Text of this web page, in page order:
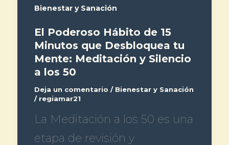
Bienestar y Sanación
El Poderoso Hábito de 15
Minutos que Desbloquea tu
Mente: Meditación y Silencio
a los 50
Deja un comentario / Bienestar y Sanación
/ regiamar21
La Meditación a los 50 es una
etapa de revisión y